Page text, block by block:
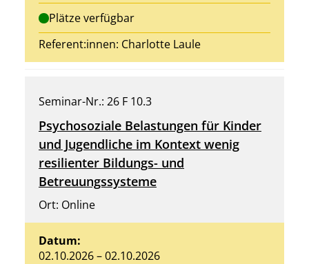
Plätze verfügbar
Referent:innen: Charlotte Laule
Seminar-Nr.: 26 F 10.3
Psychosoziale Belastungen für Kinder
und Jugendliche im Kontext wenig
resilienter Bildungs- und
Betreuungssysteme
Ort: Online
Datum:
02.10.2026 – 02.10.2026